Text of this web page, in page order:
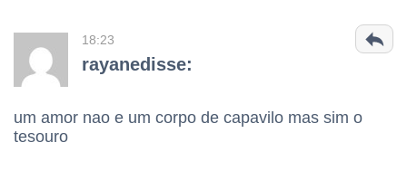
18:23
rayanedisse:
um amor nao e um corpo de capavilo mas sim o
tesouro